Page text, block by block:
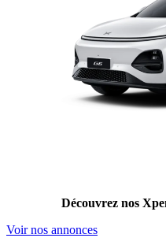
Découvrez nos
Voir nos annonces